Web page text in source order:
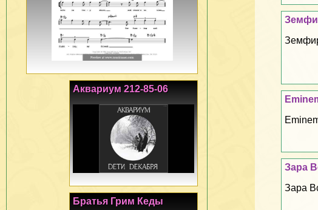
Зара
Зара
Аквариум 212-85-06
Братья Грим Кеды